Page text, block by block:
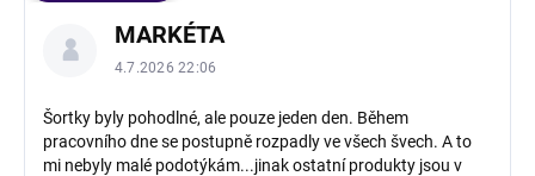
MARKÉTA
4.7.2026 22:06
Šortky byly pohodlné, ale pouze jeden den. Během
pracovního dne se postupně rozpadly ve všech švech. A to
mi nebyly malé podotýkám...jinak ostatní produkty jsou v